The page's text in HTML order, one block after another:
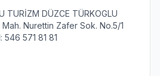
TURİZM DÜZCE TÜRKOGLU
Nurettin Zafer Sok. No.5/1
571 81 81